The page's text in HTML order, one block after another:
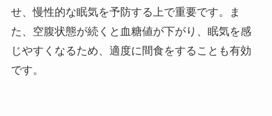
せ、慢性的な眠気を予防する上で重要です。ま
た、空腹状態が続くと血糖値が下がり、眠気を感
じやすくなるため、適度に間食をすることも有効
です。